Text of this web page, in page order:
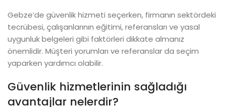
Gebze’de güvenlik hizmeti seçerken, firmanın sektördeki
tecrübesi, çalışanlarının eğitimi, referansları ve yasal
uygunluk belgeleri gibi faktörleri dikkate almanız
önemlidir. Müşteri yorumları ve referanslar da seçim
yaparken yardımcı olabilir.
Güvenlik hizmetlerinin sağladığı
avantajlar nelerdir?